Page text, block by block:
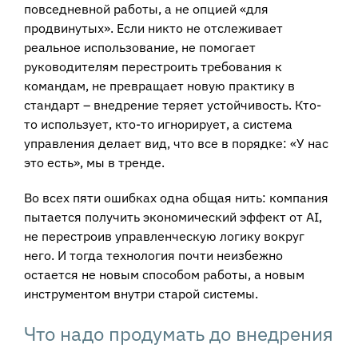
повседневной работы, а не опцией «для
продвинутых». Если никто не отслеживает
реальное использование, не помогает
руководителям перестроить требования к
командам, не превращает новую практику в
стандарт – внедрение теряет устойчивость. Кто-
то использует, кто-то игнорирует, а система
управления делает вид, что все в порядке: «У нас
это есть», мы в тренде.
Во всех пяти ошибках одна общая нить: компания
пытается получить экономический эффект от AI,
не перестроив управленческую логику вокруг
него. И тогда технология почти неизбежно
остается не новым способом работы, а новым
инструментом внутри старой системы.
Что надо продумать до внедрения